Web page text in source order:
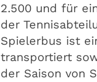
2.500 und für
der
Spielerbus ist
transportiert
der Saison von